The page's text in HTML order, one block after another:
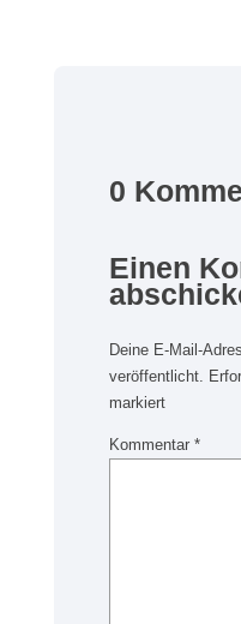
0
Einen
Deine E-Mail-
veröffentlicht.
markiert
Kommentar*